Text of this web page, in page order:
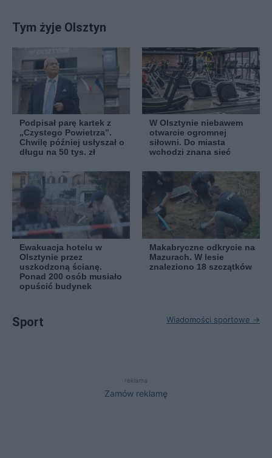
Tym żyje Olsztyn
Podpisał parę kartek z
„Czystego Powietrza”.
Chwilę później usłyszał o
długu na 50 tys. zł
W Olsztynie niebawem
otwarcie ogromnej
siłowni. Do miasta
wchodzi znana sieć
Ewakuacja hotelu w
Olsztynie przez
uszkodzoną ścianę.
Ponad 200 osób musiało
opuścić budynek
Makabryczne odkrycie na
Mazurach. W lesie
znaleziono 18 szczątków
Sport Wiadomości sportowe →
reklama
Zamów reklamę